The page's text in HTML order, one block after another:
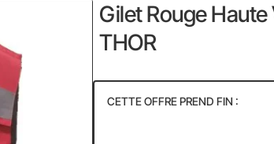
Gilet Rouge
THOR
CETTE OFFRE PREND FIN :